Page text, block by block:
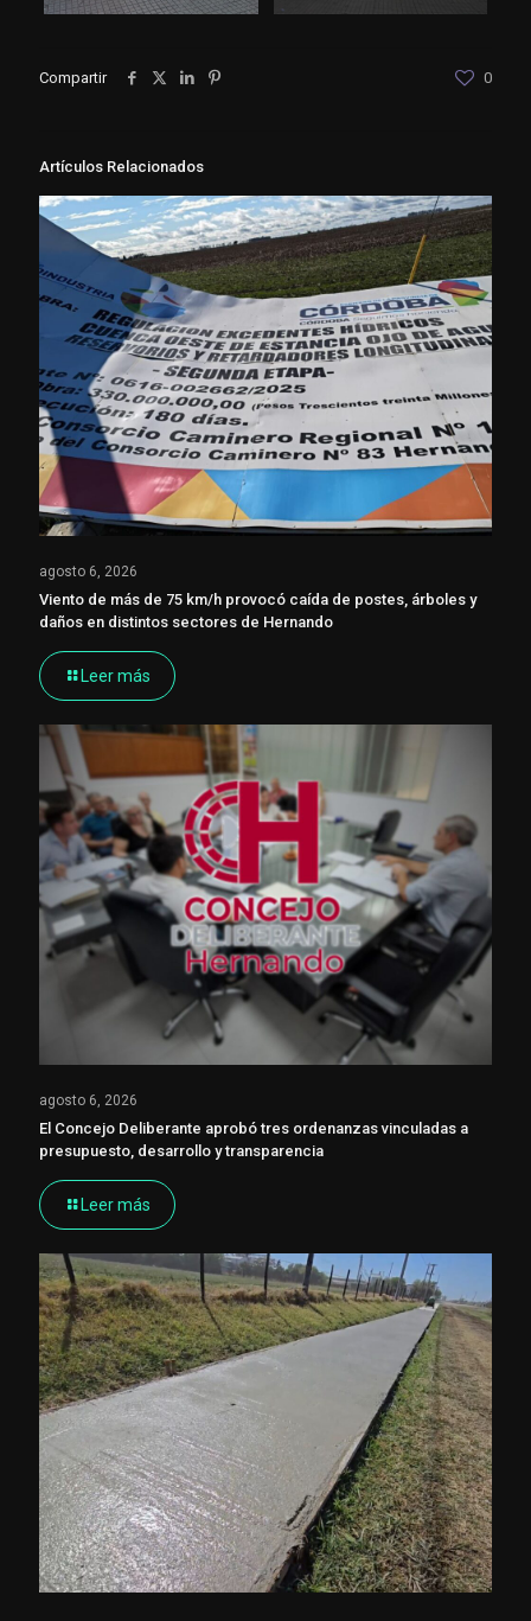
Compartir 0
Artículos Relacionados
agosto 6, 2026
Viento de más de 75 km/h provocó caída de postes, árboles y
daños en distintos sectores de Hernando
Leer más
agosto 6, 2026
El Concejo Deliberante aprobó tres ordenanzas vinculadas a
presupuesto, desarrollo y transparencia
Leer más